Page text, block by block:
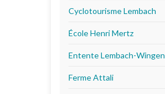
Cyclotourisme Lembach
École Henri Mertz
Entente Lembach-Wingen
Ferme Attali